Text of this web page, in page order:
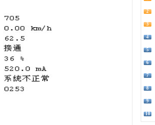
2
3
4
5
6
7
8
9
10